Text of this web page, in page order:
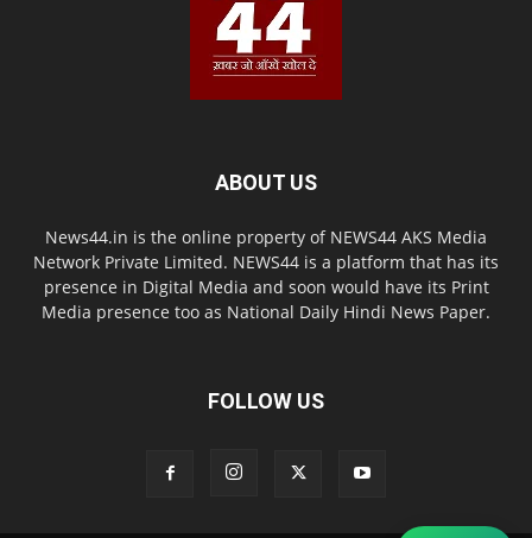
ABOUT US
News44.in is the online property of NEWS44 AKS Media
Network Private Limited. NEWS44 is a platform that has its
presence in Digital Media and soon would have its Print
Media presence too as National Daily Hindi News Paper.
FOLLOW US